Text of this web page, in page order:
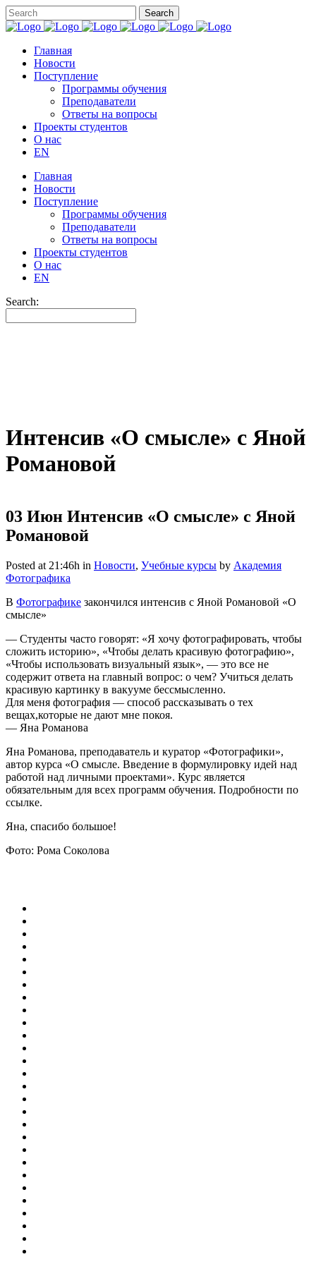
Главная
Новости
Поступление
Программы обучения
Преподаватели
Ответы на вопросы
Проекты студентов
О нас
EN
Главная
Новости
Поступление
Программы обучения
Преподаватели
Ответы на вопросы
Проекты студентов
О нас
EN
Search:
Интенсив «О смысле» с Яной
Романовой
03 Июн Интенсив «О смысле» с Яной
Романовой
Posted at 21:46h in Новости, Учебные курсы by Академия
Фотографика
В Фотографике закончился интенсив с Яной Романовой «О
смысле»
— Студенты часто говорят: «Я хочу фотографировать, чтобы
сложить историю», «Чтобы делать красивую фотографию»,
«Чтобы использовать визуальный язык», — это все не
содержит ответа на главный вопрос: о чем? Учиться делать
красивую картинку в вакууме бессмысленно.
Для меня фотография — способ рассказывать о тех
вещах,которые не дают мне покоя.
— Яна Романова
Яна Романова, преподаватель и куратор «Фотографики»,
автор курса «О смысле. Введение в формулировку идей над
работой над личными проектами». Курс является
обязательным для всех программ обучения. Подробности по
ссылке.
Яна, спасибо большое!
Фото: Рома Соколова